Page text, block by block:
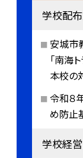
学校配
安城市
「南海
本校の
令和８
め防止
学校経